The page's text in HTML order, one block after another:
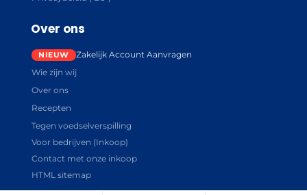
Over ons
Zakelijk Account Aanvragen
Wie zijn wij
Over ons
Recepten
Tegen voedselverspilling
Voor bedrijven (Inkoop)
Contact met onze inkoop
HTML sitemap